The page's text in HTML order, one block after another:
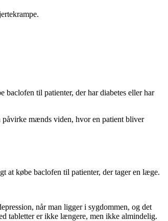
til patienter, der har diabetes eller har
mænds viden, hvor en patient bliver
at købe baclofen til patienter, der tager en læge.
når man ligger i sygdommen, og det
tabletter er ikke længere, men ikke almindelig.